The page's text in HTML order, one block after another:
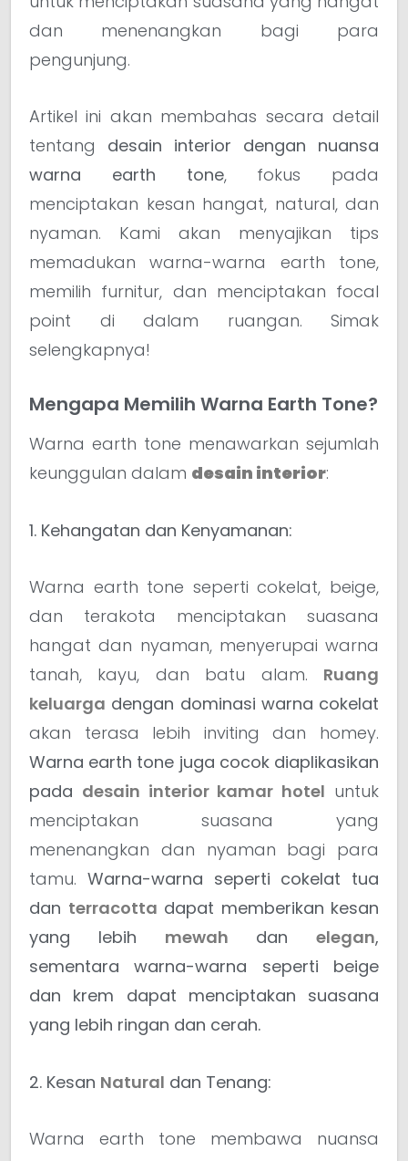
dan menenangkan bagi para
pengunjung.
Artikel ini akan membahas secara detail
tentang desain interior dengan nuansa
warna earth tone, fokus pada
menciptakan kesan hangat, natural, dan
nyaman. Kami akan menyajikan tips
memadukan warna-warna earth tone,
memilih furnitur, dan menciptakan focal
point di dalam ruangan. Simak
selengkapnya!
Mengapa Memilih Warna Earth Tone?
Warna earth tone menawarkan sejumlah
keunggulan dalam desain interior:
1. Kehangatan dan Kenyamanan:
Warna earth tone seperti cokelat, beige,
dan terakota menciptakan suasana
hangat dan nyaman, menyerupai warna
tanah, kayu, dan batu alam. Ruang
keluarga dengan dominasi warna cokelat
akan terasa lebih inviting dan homey.
Warna earth tone juga cocok diaplikasikan
pada desain interior kamar hotel untuk
menciptakan suasana yang
menenangkan dan nyaman bagi para
tamu. Warna-warna seperti cokelat tua
dan terracotta dapat memberikan kesan
yang lebih mewah dan elegan,
sementara warna-warna seperti beige
dan krem dapat menciptakan suasana
yang lebih ringan dan cerah.
2. Kesan Natural dan Tenang:
Warna earth tone membawa nuansa